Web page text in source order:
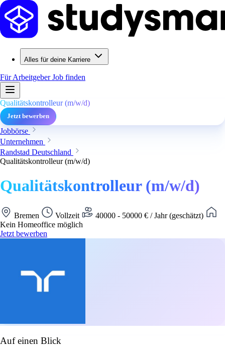
Alles für deine Karriere
Für ArbeitgeberJob finden
Qualitätskontrolleur (m/w/d)
Jetzt bewerben
Jobbörse
Unternehmen
Randstad Deutschland
Qualitätskontrolleur (m/w/d)
Qualitätskontrolleur (m/w/d)
Bremen Vollzeit
40000 - 50000 € / Jahr (geschätzt)
Kein Homeoffice möglich
Jetzt bewerben
Auf einen Blick